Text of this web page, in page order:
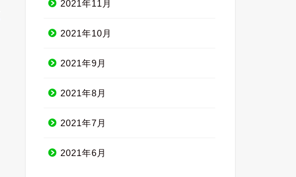
2021年11月
2021年10月
2021年9月
2021年8月
2021年7月
2021年6月